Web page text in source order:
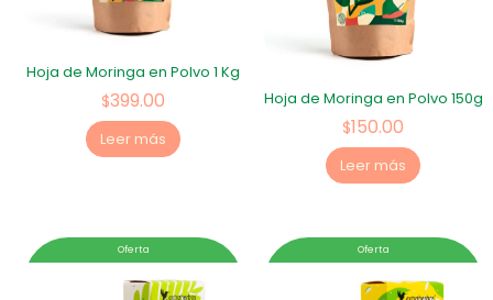
Hoja de Moringa en Polvo 1 Kg
$399.00
Leer más
Hoja de Moringa en Polvo 150g
$150.00
Leer más
Oferta Oferta